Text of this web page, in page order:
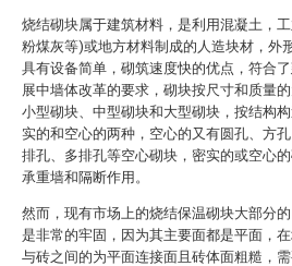
烧结砌块属于建筑材料，是利用混凝土，工
粉煤灰等)或地方材料制成的人造块材，外
具有设备简单，砌筑速度快的优点，符合
展中墙体改革的要求，砌块按尺寸和质量
小型砌块、中型砌块和大型砌块，按结构
实的和空心的两种，空心的又有圆孔、方
排孔、多排孔等空心砌块，密实的或空心
承重墙和隔断作用。
然而，现有市场上的烧结保温砌块大部分
是非常的牢固，因为其主要面都是平面，
与砖之间的为平面连接面且砖体面粗糙，